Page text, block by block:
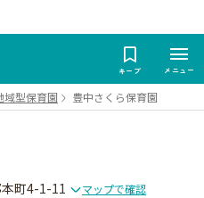
キープ メニュー
域型保育園 豊中さくら保育園
町4-1-11 マップで確認